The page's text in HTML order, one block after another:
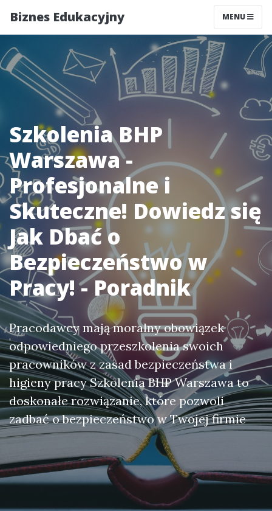
Biznes Edukacyjny MENU
Szkolenia BHP
Warszawa -
Profesjonalne i
Skuteczne! Dowiedz się
Jak Dbać o
Bezpieczeństwo w
Pracy! - Poradnik
Pracodawcy mają moralny obowiązek
odpowiedniego przeszkolenia swoich
pracowników z zasad bezpieczeństwa i
higieny pracy Szkolenia BHP Warszawa to
doskonałe rozwiązanie, które pozwoli
zadbać o bezpieczeństwo w Twojej firmie